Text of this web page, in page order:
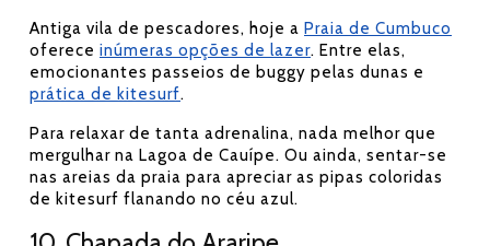
Antiga vila de pescadores, hoje a Praia de Cumbuco
oferece inúmeras opções de lazer. Entre elas,
emocionantes passeios de buggy pelas dunas e
prática de kitesurf.
Para relaxar de tanta adrenalina, nada melhor que
mergulhar na Lagoa de Cauípe. Ou ainda, sentar-se
nas areias da praia para apreciar as pipas coloridas
de kitesurf flanando no céu azul.